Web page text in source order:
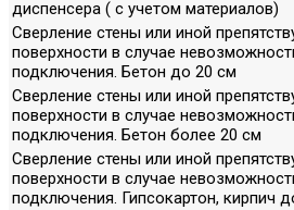
диспенсера ( с учетом материалов)
Сверление стены или иной
поверхности в случае
подключения. Бетон до 20 см
Сверление стены или иной
поверхности в случае
подключения. Бетон более 20 см
Сверление стены или иной
поверхности в случае
подключения. Гипсокартон, кирпич